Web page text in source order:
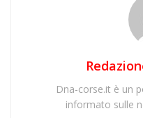
Dna-corse.it è un
informato sulle